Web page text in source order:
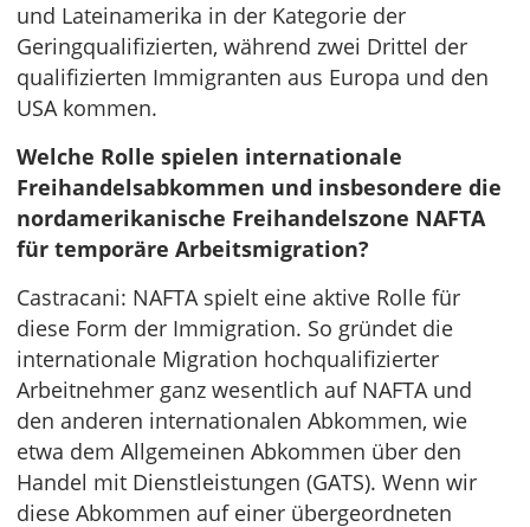
und Lateinamerika in der Kategorie der
Geringqualifizierten, während zwei Drittel der
qualifizierten Immigranten aus Europa und den
USA kommen.
Welche Rolle spielen internationale
Freihandelsabkommen und insbesondere die
nordamerikanische Freihandelszone NAFTA
für temporäre Arbeitsmigration?
Castracani: NAFTA spielt eine aktive Rolle für
diese Form der Immigration. So gründet die
internationale Migration hochqualifizierter
Arbeitnehmer ganz wesentlich auf NAFTA und
den anderen internationalen Abkommen, wie
etwa dem Allgemeinen Abkommen über den
Handel mit Dienstleistungen (GATS). Wenn wir
diese Abkommen auf einer übergeordneten